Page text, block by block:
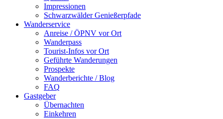
Impressionen
Schwarzwälder Genießerpfade
Wanderservice
Anreise / ÖPNV vor Ort
Wanderpass
Tourist-Infos vor Ort
Geführte Wanderungen
Prospekte
Wanderberichte / Blog
FAQ
Gastgeber
Übernachten
Einkehren